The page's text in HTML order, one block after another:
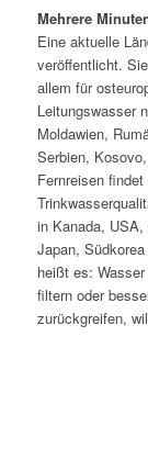
Mehrere
Eine aktuelle
veröffentlicht.
allem für
Leitungswasser
Moldawien,
Serbien,
Fernreisen
in Kanada,
Japan,
heißt es:
filtern oder
zurückgreifen,